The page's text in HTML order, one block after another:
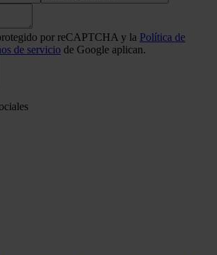
por reCAPTCHA y la Política de
de servicio de Google aplican.